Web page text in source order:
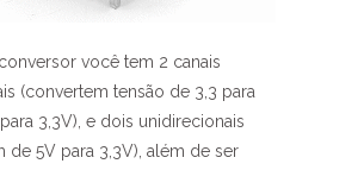
você tem 2 canais
(convertem tensão de 3,3 para
3,3V), e dois unidirecionais
de 5V para 3,3V), além de ser